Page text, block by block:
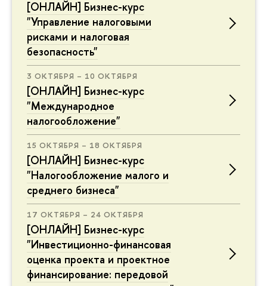
[ОНЛАЙН] Бизнес-курс
"Управление налоговыми
рисками и налоговая
безопасность"
3 ОКТЯБРЯ – 10 ОКТЯБРЯ
[ОНЛАЙН] Бизнес-курс
"Международное
налогообложение"
15 ОКТЯБРЯ – 18 ОКТЯБРЯ
[ОНЛАЙН] Бизнес-курс
"Налогообложение малого и
среднего бизнеса"
17 ОКТЯБРЯ – 24 ОКТЯБРЯ
[ОНЛАЙН] Бизнес-курс
"Инвестиционно-финансовая
оценка проекта и проектное
финансирование: передовой